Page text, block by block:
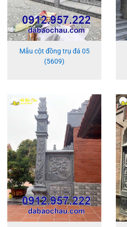
Mẫu cột đồng trụ đá 05
(5609)